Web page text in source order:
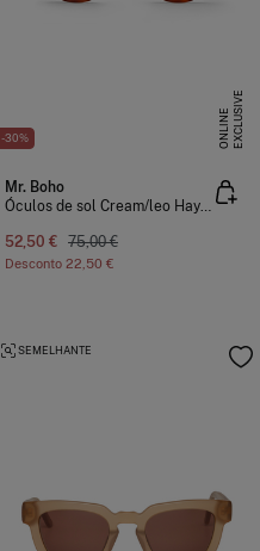
-30% E
X
C
L
U
SI
V
E
O
N
L
I
N
E
Mr. Boho
Óculos de sol Cream/leo Hayes
52,50 € 75,00 €
Desconto 22,50 €
SEMELHANTE